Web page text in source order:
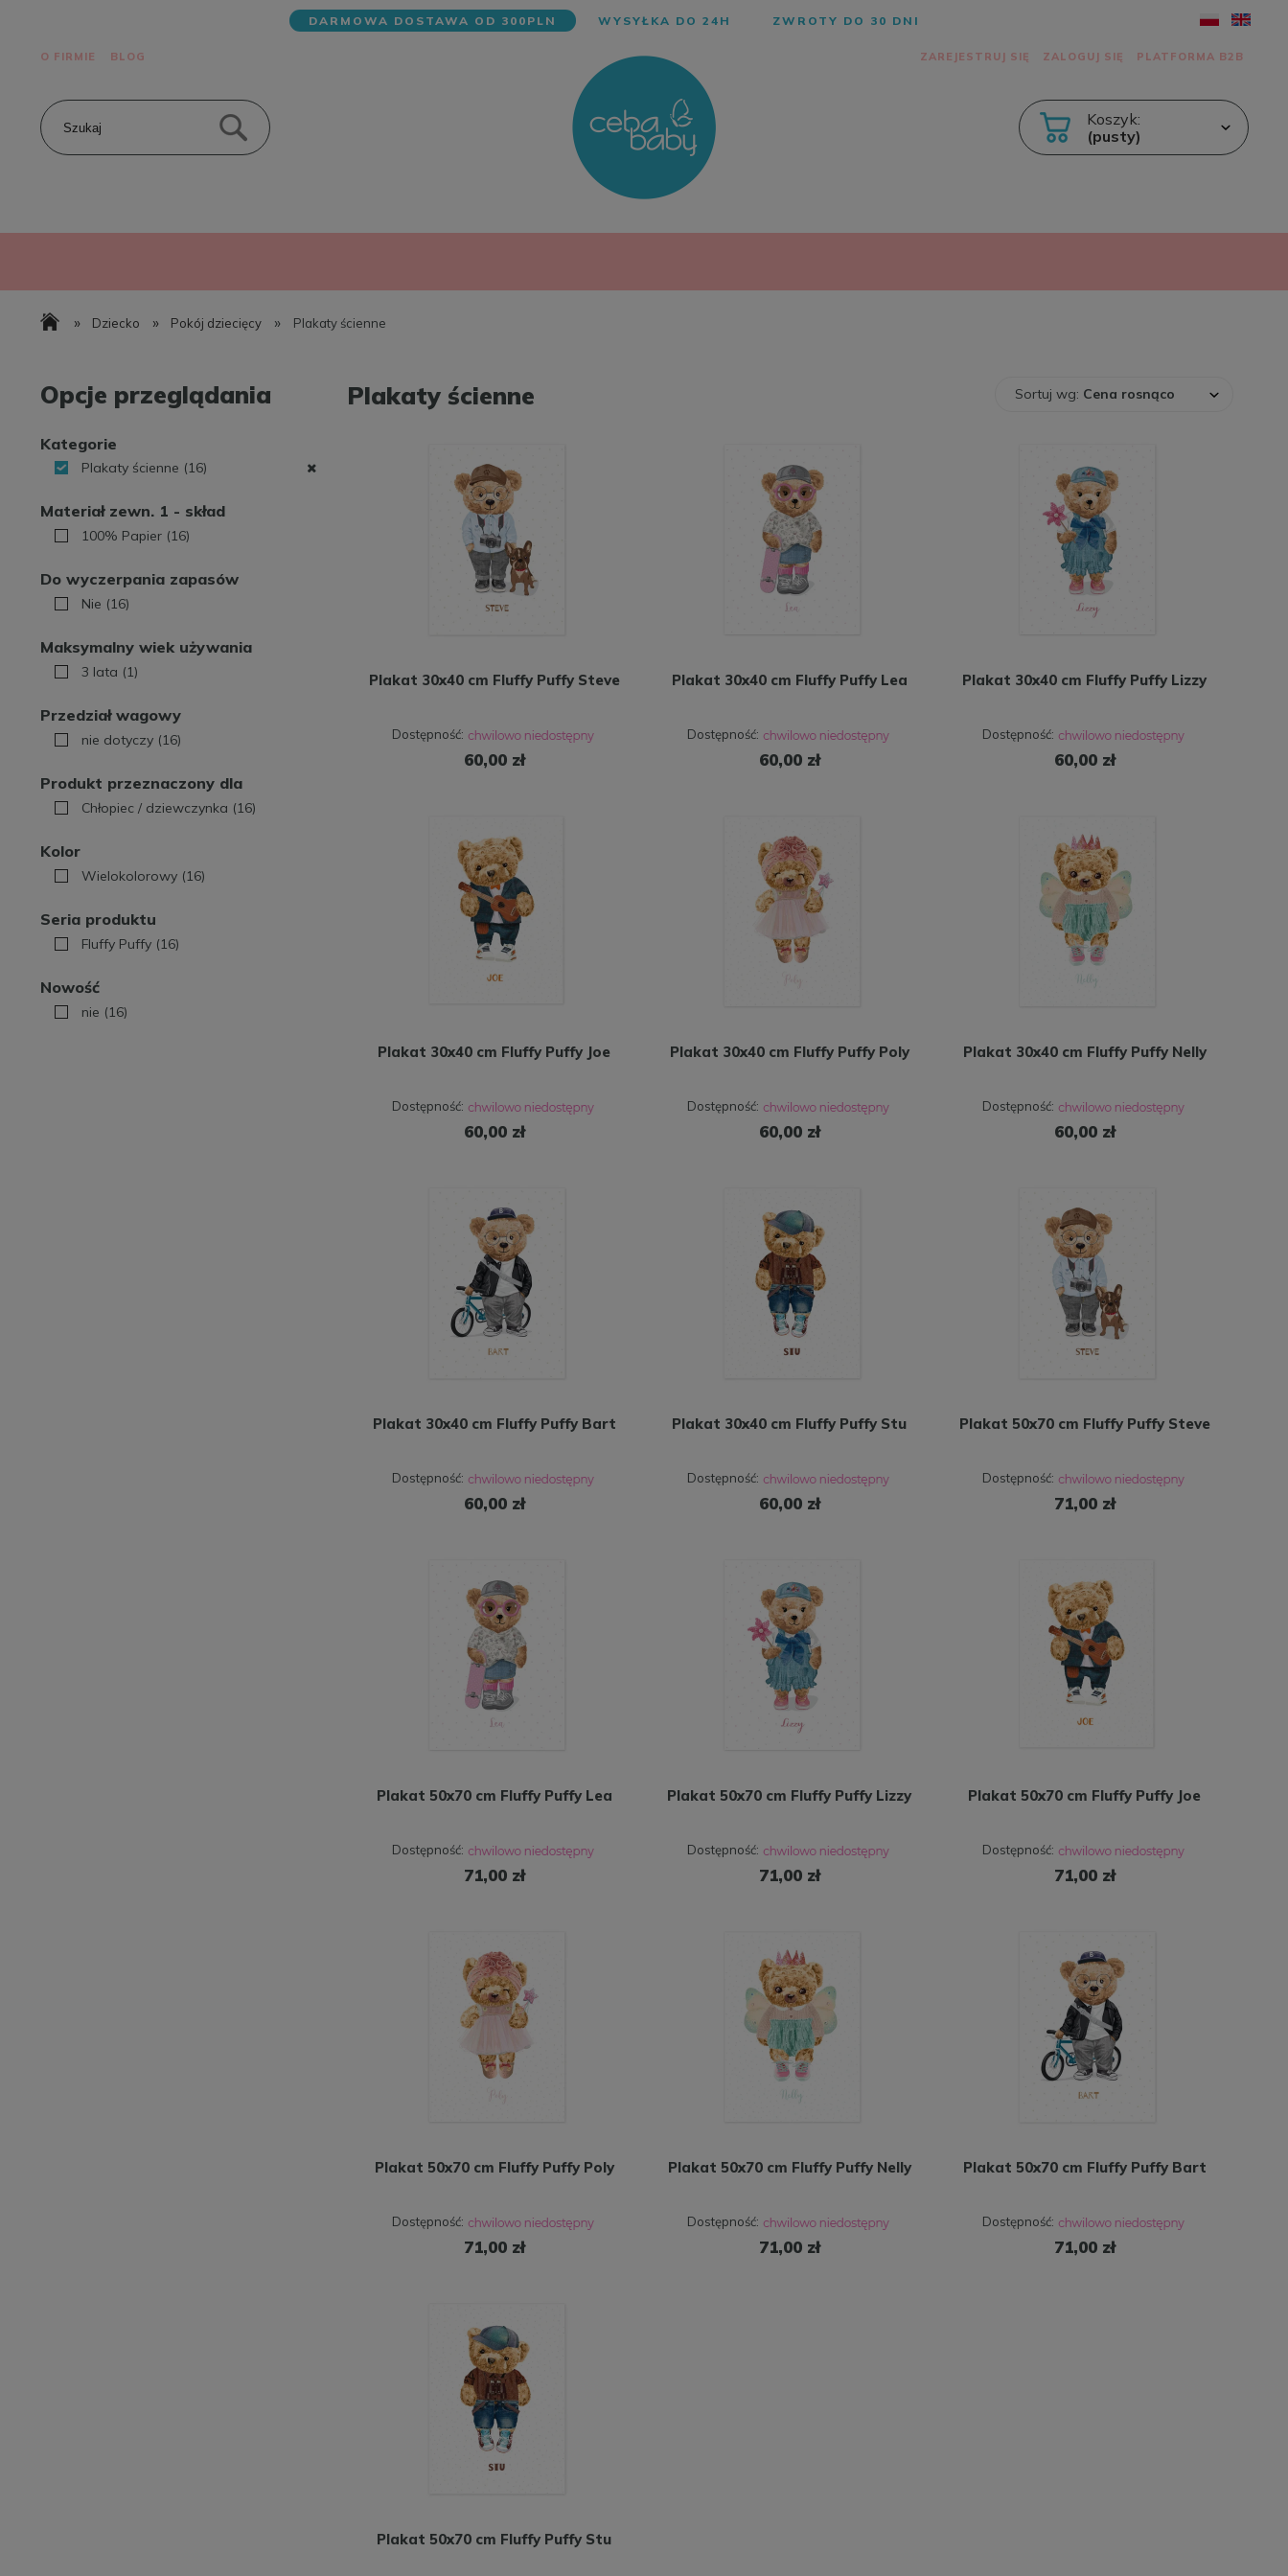
DARMOWA DOSTAWA OD 300PLN WYSYŁKA DO 24H ZWROTY DO 30 DNI
O FIRMIE BLOG ZAREJESTRUJ SIĘ ZALOGUJ SIĘ PLATFORMA B2B
Koszyk:
(pusty)
» Dziecko » Pokój dziecięcy » Plakaty ścienne
Opcje przeglądania
Kategorie
Plakaty ścienne (16)
Materiał zewn. 1 - skład
100% Papier (16)
Do wyczerpania zapasów
Nie (16)
Maksymalny wiek używania
3 lata (1)
Przedział wagowy
nie dotyczy (16)
Produkt przeznaczony dla
Chłopiec / dziewczynka (16)
Kolor
Wielokolorowy (16)
Seria produktu
Fluffy Puffy (16)
Nowość
nie (16)
Plakaty ścienne Sortuj wg: Cena rosnąco
Plakat 30x40 cm Fluffy Puffy Steve
Dostępność:
60,00 zł
Plakat 30x40 cm Fluffy Puffy Lea
Dostępność:
60,00 zł
Plakat 30x40 cm Fluffy Puffy Lizzy
Dostępność:
60,00 zł
Plakat 30x40 cm Fluffy Puffy Joe
Dostępność:
60,00 zł
Plakat 30x40 cm Fluffy Puffy Poly
Dostępność:
60,00 zł
Plakat 30x40 cm Fluffy Puffy Nelly
Dostępność:
60,00 zł
Plakat 30x40 cm Fluffy Puffy Bart
Dostępność:
60,00 zł
Plakat 30x40 cm Fluffy Puffy Stu
Dostępność:
60,00 zł
Plakat 50x70 cm Fluffy Puffy Steve
Dostępność:
71,00 zł
Plakat 50x70 cm Fluffy Puffy Lea
Dostępność:
71,00 zł
Plakat 50x70 cm Fluffy Puffy Lizzy
Dostępność:
71,00 zł
Plakat 50x70 cm Fluffy Puffy Joe
Dostępność:
71,00 zł
Plakat 50x70 cm Fluffy Puffy Poly
Dostępność:
71,00 zł
Plakat 50x70 cm Fluffy Puffy Nelly
Dostępność:
71,00 zł
Plakat 50x70 cm Fluffy Puffy Bart
Dostępność:
71,00 zł
Plakat 50x70 cm Fluffy Puffy Stu